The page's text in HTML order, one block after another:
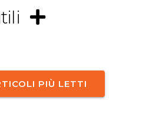
PIÙ LETTI